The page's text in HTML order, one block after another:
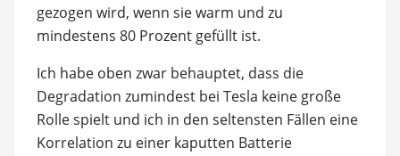
gezogen wird, wenn sie warm und zu
mindestens 80 Prozent gefüllt ist.
Ich habe oben zwar behauptet, dass die
Degradation zumindest bei Tesla keine große
Rolle spielt und ich in den seltensten Fällen eine
Korrelation zu einer kaputten Batterie